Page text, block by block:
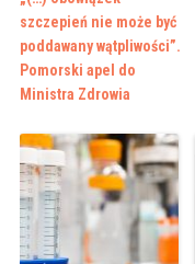
szczepień nie może być
poddawany wątpliwości”.
Pomorski apel do
Ministra Zdrowia